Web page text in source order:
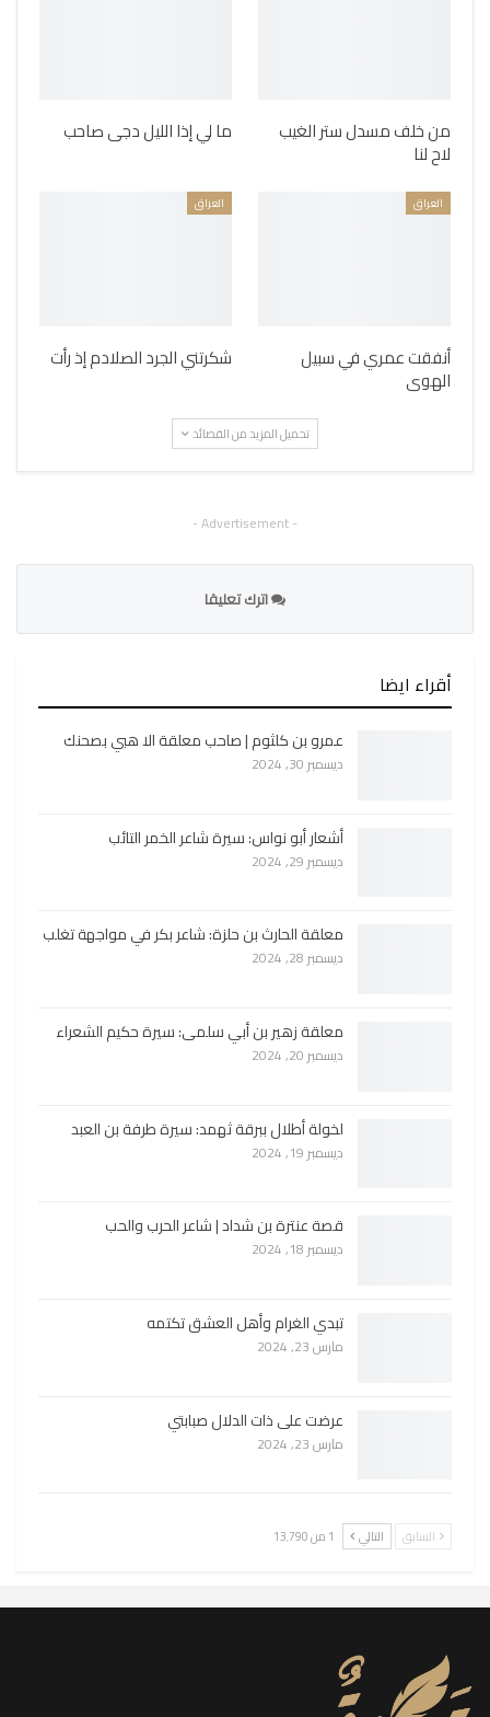
من خلف مسدل ستر الغيب
لاح لنا
ما لي إذا الليل دجى صاحب
العراق
أنفقت عمري في سبيل
الهوى
العراق
شكرتني الجرد الصلادم إذ رأت
تحميل المزيد من القصائد
- Advertisement -
اترك تعليقا
أقراء ايضا
عمرو بن كلثوم | صاحب معلقة الا هبي بصحنك
ديسمبر 30, 2024
أشعار أبو نواس: سيرة شاعر الخمر التائب
ديسمبر 29, 2024
معلقة الحارث بن حلزة: شاعر بكر في مواجهة تغلب
ديسمبر 28, 2024
معلقة زهير بن أبي سلمى: سيرة حكيم الشعراء
ديسمبر 20, 2024
لخولة أطلال ببرقة ثهمد: سيرة طرفة بن العبد
ديسمبر 19, 2024
قصة عنترة بن شداد | شاعر الحرب والحب
ديسمبر 18, 2024
تبدي الغرام وأهل العشق تكتمه
مارس 23, 2024
عرضت على ذات الدلال صبابتي
مارس 23, 2024
السابق التالي 1 من 13٬790